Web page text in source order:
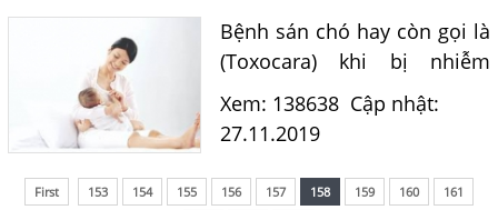
Bệnh sán chó hay còn gọi là
(Toxocara) khi bị nhiễm
trong cơ thể thường gây
ngứa da, dị ứng. Bệnh
và gây ra nhiều tác hại đến...
Xem: 138638 Cập nhật:
27.11.2019
First 153 154 155 156 157 158 159 160
161
Chẩn Đoán Và Điều Trị Bệnh Amip Ở Não
Bệnh Sán Chó Dấu Hiệu Nhận Biết Và Thời Gian Trị Bệnh
Sán Chó
Trị Bệnh Sán Chó Có Khỏi Bệnh Ngứa Da Không?
TRIỆU CHỨNG GIUN SÁN CHÓ MÈO
Khi Trẻ Bị Dị Ứng Da Cần Làm Xét Nghiệm Gì Tìm Nguyên